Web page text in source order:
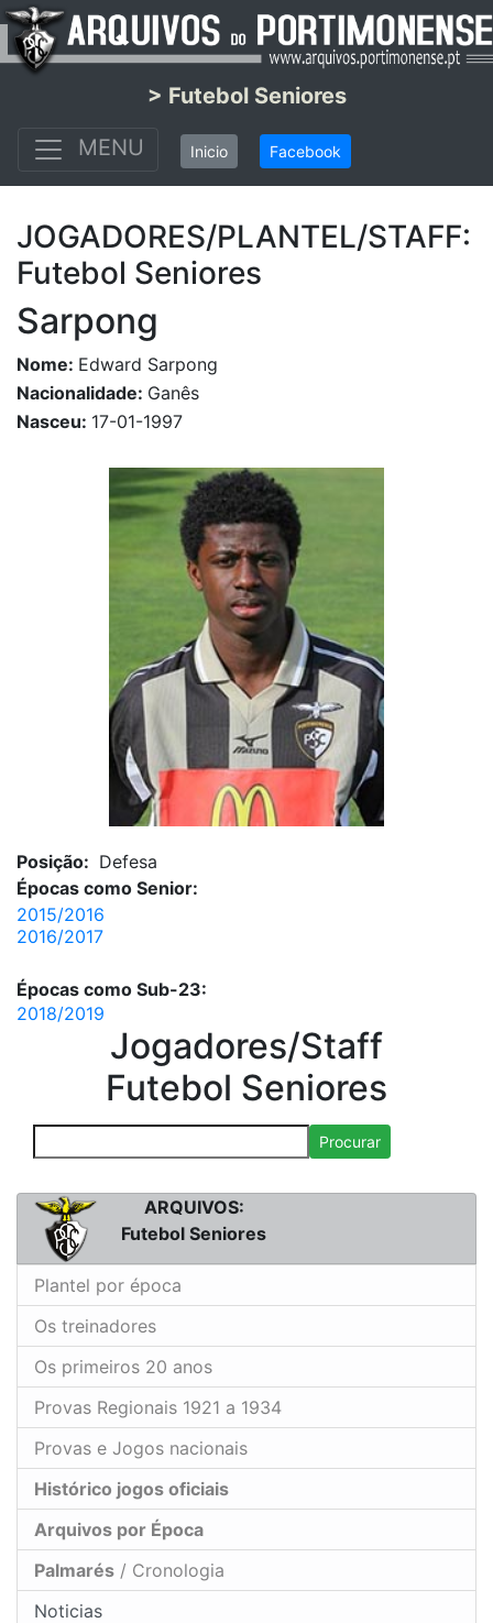
> Futebol Seniores
MENU
Inicio Facebook
JOGADORES/PLANTEL/STAFF:
Futebol Seniores
Sarpong
Nome: Edward Sarpong
Nacionalidade: Ganês
Nasceu: 17-01-1997
Posição: Defesa
Épocas como Senior:
2015/2016
2016/2017
Épocas como Sub-23:
2018/2019
Jogadores/Staff
Futebol Seniores
Procurar
ARQUIVOS:
Futebol Seniores
Plantel por época
Os treinadores
Os primeiros 20 anos
Provas Regionais 1921 a 1934
Provas e Jogos nacionais
Histórico jogos oficiais
Arquivos por Época
Palmarés / Cronologia
Noticias